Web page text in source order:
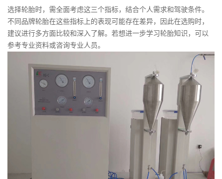
选择轮胎时，需全面考虑这三个指标，结合个人需求和驾驶条件。
不同品牌轮胎在这些指标上的表现可能存在差异，因此在选购时，
建议进行多方面比较和深入了解。若想进一步学习轮胎知识，可以
参考专业资料或咨询专业人员。